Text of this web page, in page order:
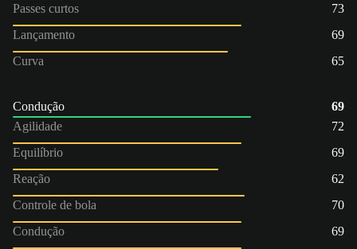
Passes curtos
73
Lançamento
69
Curva
65
Condução
69
Agilidade
72
Equilíbrio
69
Reação
62
Controle de bola
70
Condução
69